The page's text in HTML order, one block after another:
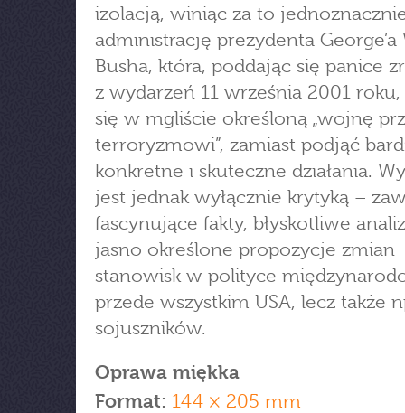
izolacją, winiąc za to
administrację prezydenta George’a
Busha, która, poddając się panice
z wydarzeń 11 września 2001 roku,
się w mgliście określoną „wojnę
terroryzmowi”, zamiast podjąć
konkretne i skuteczne działania.
jest jednak wyłącznie krytyką –
fascynujące fakty, błyskotliwe
jasno określone propozycje zmian
stanowisk w polityce
przede wszystkim USA, lecz także
sojuszników.
Oprawa miękka
Format: 144 × 205 mm